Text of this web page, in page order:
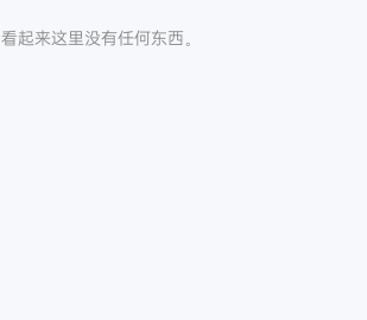
看起来这里没有任何东西。